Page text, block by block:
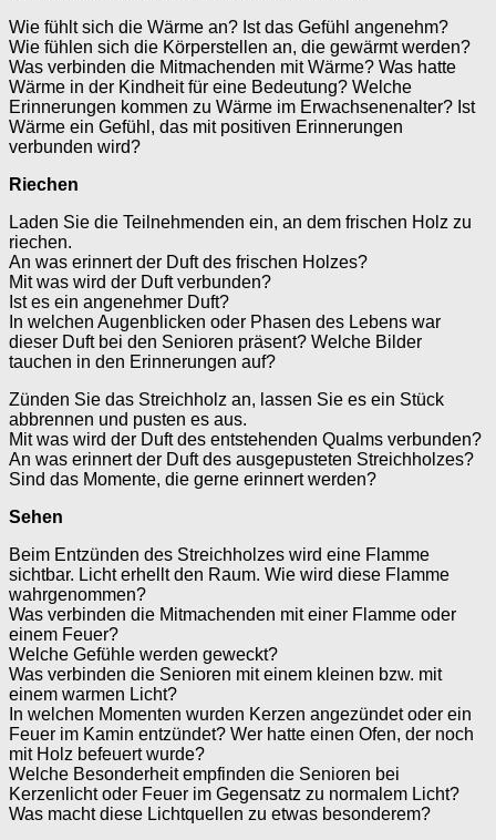
Wie fühlt sich die Wärme an? Ist das Gefühl angenehm?
Wie fühlen sich die Körperstellen an, die gewärmt werden?
Was verbinden die Mitmachenden mit Wärme? Was hatte
Wärme in der Kindheit für eine Bedeutung? Welche
Erinnerungen kommen zu Wärme im Erwachsenenalter? Ist
Wärme ein Gefühl, das mit positiven Erinnerungen
verbunden wird?
Riechen
Laden Sie die Teilnehmenden ein, an dem frischen Holz zu
riechen.
An was erinnert der Duft des frischen Holzes?
Mit was wird der Duft verbunden?
Ist es ein angenehmer Duft?
In welchen Augenblicken oder Phasen des Lebens war
dieser Duft bei den Senioren präsent? Welche Bilder
tauchen in den Erinnerungen auf?
Zünden Sie das Streichholz an, lassen Sie es ein Stück
abbrennen und pusten es aus.
Mit was wird der Duft des entstehenden Qualms verbunden?
An was erinnert der Duft des ausgepusteten Streichholzes?
Sind das Momente, die gerne erinnert werden?
Sehen
Beim Entzünden des Streichholzes wird eine Flamme
sichtbar. Licht erhellt den Raum. Wie wird diese Flamme
wahrgenommen?
Was verbinden die Mitmachenden mit einer Flamme oder
einem Feuer?
Welche Gefühle werden geweckt?
Was verbinden die Senioren mit einem kleinen bzw. mit
einem warmen Licht?
In welchen Momenten wurden Kerzen angezündet oder ein
Feuer im Kamin entzündet? Wer hatte einen Ofen, der noch
mit Holz befeuert wurde?
Welche Besonderheit empfinden die Senioren bei
Kerzenlicht oder Feuer im Gegensatz zu normalem Licht?
Was macht diese Lichtquellen zu etwas besonderem?